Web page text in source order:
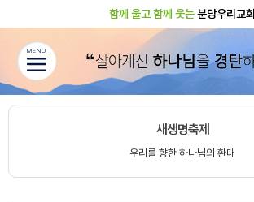
함께 울고 함께 웃는분당우리교회
MENU
새생명축제
우리를 향한 하나님의 환대